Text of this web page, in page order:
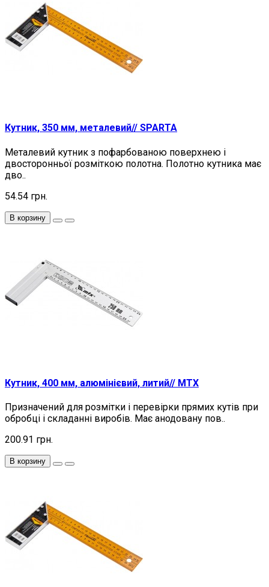
Кутник, 350 мм, металевий// SPARTA
Металевий кутник з пофарбованою поверхнею і
двосторонньої розміткою полотна. Полотно кутника має
дво..
54.54 грн.
В корзину
Кутник, 400 мм, алюмінієвий, литий// MTX
Призначений для розмітки і перевірки прямих кутів при
обробці і складанні виробів. Має анодовану пов..
200.91 грн.
В корзину